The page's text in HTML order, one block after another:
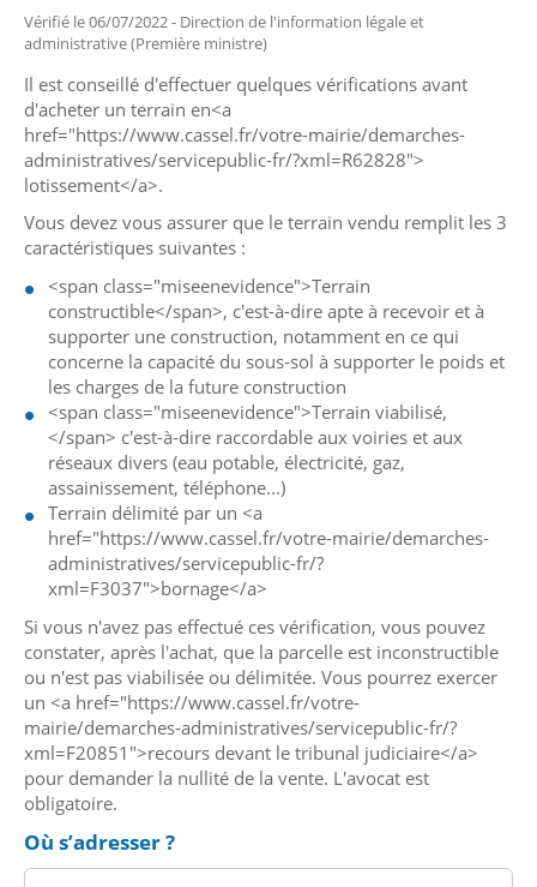
Vérifié le 06/07/2022 - Direction de l'information légale et
administrative (Première ministre)
Il est conseillé d'effectuer quelques vérifications avant
d'acheter un terrain en<a
href="https://www.cassel.fr/votre-mairie/demarches-
administratives/servicepublic-fr/?xml=R62828">
lotissement</a>.
Vous devez vous assurer que le terrain vendu remplit les 3
caractéristiques suivantes :
<span class="miseenevidence">Terrain
constructible</span>, c'est-à-dire apte à recevoir et à
supporter une construction, notamment en ce qui
concerne la capacité du sous-sol à supporter le poids et
les charges de la future construction
<span class="miseenevidence">Terrain viabilisé,
</span> c'est-à-dire raccordable aux voiries et aux
réseaux divers (eau potable, électricité, gaz,
assainissement, téléphone...)
Terrain délimité par un <a
href="https://www.cassel.fr/votre-mairie/demarches-
administratives/servicepublic-fr/?
xml=F3037">bornage</a>
Si vous n'avez pas effectué ces vérification, vous pouvez
constater, après l'achat, que la parcelle est inconstructible
ou n'est pas viabilisée ou délimitée. Vous pourrez exercer
un <a href="https://www.cassel.fr/votre-
mairie/demarches-administratives/servicepublic-fr/?
xml=F20851">recours devant le tribunal judiciaire</a>
pour demander la nullité de la vente. L'avocat est
obligatoire.
Où s’adresser ?